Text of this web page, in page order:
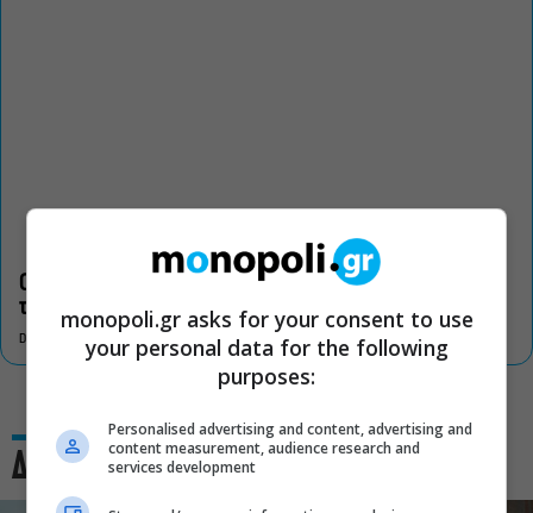
Οι «Τρωάδες» στην Επίδαυρο αλλάζουν την αντίληψη για
τον πολιτισμό
DON'T MISS
Δες και αυτό
monopoli.gr asks for your consent to use
your personal data for the following
purposes:
Personalised advertising and content, advertising and
content measurement, audience research and
services development